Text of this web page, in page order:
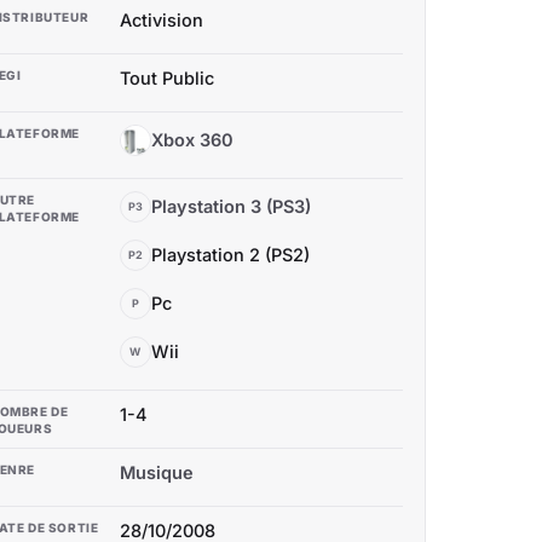
Activision
Tout Public
Xbox 360
P3 Playstation 3 (PS3)
P2 Playstation 2 (PS2)
P Pc
W Wii
DE
1-4
Musique
DE SORTIE 28/10/2008